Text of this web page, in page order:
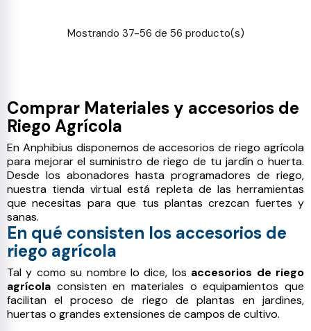
Mostrando 37-56 de 56 producto(s)
Comprar Materiales y accesorios de
Riego Agrícola
En Anphibius disponemos de accesorios de riego agrícola
para mejorar el suministro de riego de tu jardín o huerta.
Desde los abonadores hasta programadores de riego,
nuestra tienda virtual está repleta de las herramientas
que necesitas para que tus plantas crezcan fuertes y
sanas.
En qué consisten los accesorios de
riego agrícola
Tal y como su nombre lo dice, los accesorios de riego
agrícola consisten en materiales o equipamientos que
facilitan el proceso de riego de plantas en jardines,
huertas o grandes extensiones de campos de cultivo.